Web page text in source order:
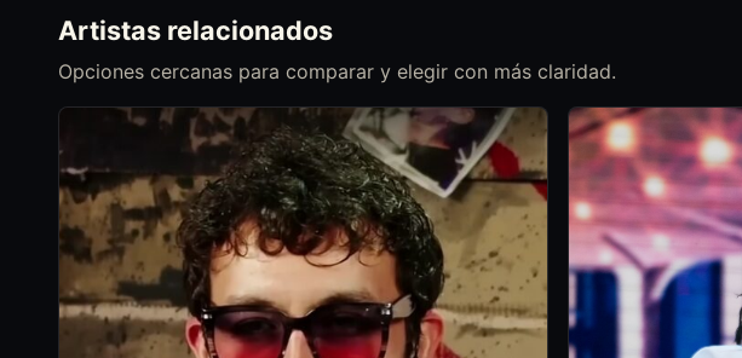
Artistas relacionados
Opciones cercanas para comparar y elegir con más claridad.